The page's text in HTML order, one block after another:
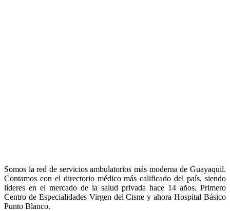
Somos la red de servicios ambulatorios más moderna de Guayaquil.
Contamos con el directorio médico más calificado del país, siendo
líderes en el mercado de la salud privada hace 14 años. Primero
Centro de Especialidades Virgen del Cisne y ahora Hospital Básico
Punto Blanco.